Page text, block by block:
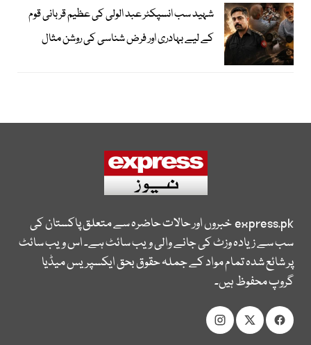
شہید سب انسپکٹر عبد الولی کی عظیم قربانی قوم
کے لیے بہادری اور فرض شناسی کی روشن مثال
express.pkخبروں اور حالات حاضرہ سے متعلق پاکستان کی
سب سے زیادہ وزٹ کی جانے والی ویب سائٹ ہے۔ اس ویب سائٹ
پر شائع شدہ تمام مواد کے جملہ حقوق بحق ایکسپریس میڈیا
گروپ محفوظ ہیں۔